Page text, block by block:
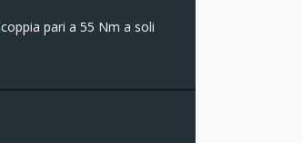
pari a 55 Nm a soli